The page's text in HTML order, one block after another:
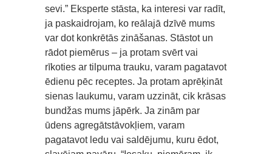
sevi.” Eksperte stāsta, ka interesi var radīt,
ja paskaidrojam, ko reālajā dzīvē mums
var dot konkrētās zināšanas. Stāstot un
rādot piemērus – ja protam svērt vai
rīkoties ar tilpuma trauku, varam pagatavot
ēdienu pēc receptes. Ja protam aprēķināt
sienas laukumu, varam uzzināt, cik krāsas
bundžas mums jāpērk. Ja zinām par
ūdens agregātstāvokļiem, varam
pagatavot ledu vai saldējumu, kuru ēdot,